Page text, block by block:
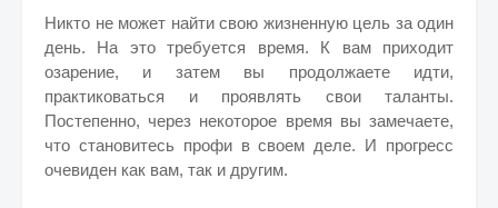
Никто не может найти свою жизненную цель за один
день. На это требуется время. К вам приходит
озарение, и затем вы продолжаете идти,
практиковаться и проявлять свои таланты.
Постепенно, через некоторое время вы замечаете,
что становитесь профи в своем деле. И прогресс
очевиден как вам, так и другим.